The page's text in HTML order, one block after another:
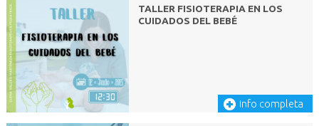
TALLER FISIOTERAPIA EN LOS
CUIDADOS DEL BEBÉ
info completa